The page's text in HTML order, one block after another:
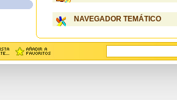
NAVEGADOR TEMÁTICO